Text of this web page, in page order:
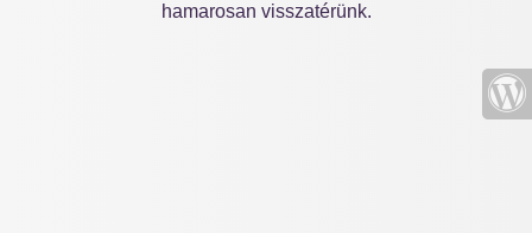
hamarosan visszatérünk.